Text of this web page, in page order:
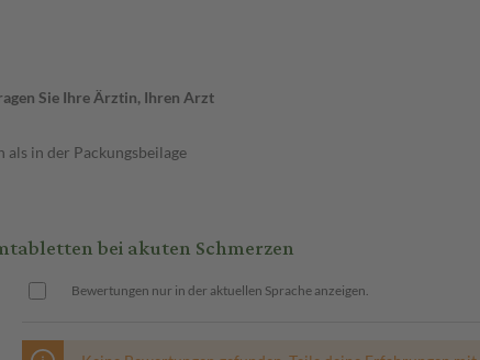
schwerwiegendere
auftreten. Weitere
und
solltest du die
200 bis 400 mg (eine halbe
vorzugsweise während der
Sie Ihre Ärztin, Ihren Arzt
als in der Packungsbeilage
bei akuten Schmerzen
Bewertungen nur in der aktuellen Sprache anzeigen.